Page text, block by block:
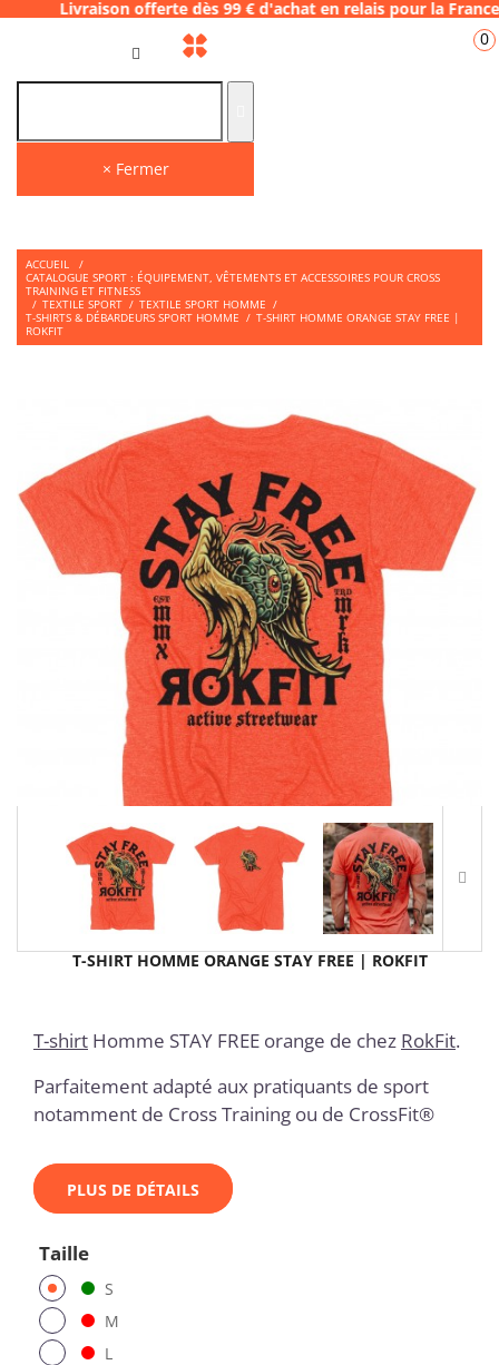
offerte dès 99 € d'achat en relais
× Fermer
0
ACCUEIL
/
CATALOGUE SPORT : ÉQUIPEMENT, VÊTEMENTS ET ACCESSOIRES POUR CROSS
TRAINING ET FITNESS
/ TEXTILE SPORT / TEXTILE SPORT HOMME /
T-SHIRTS & DÉBARDEURS SPORT HOMME / T-SHIRT HOMME ORANGE STAY FREE |
ROKFIT
T-SHIRT HOMME ORANGE STAY FREE | ROKFIT
T-shirt Homme STAY FREE orange de chez RokFit.
Parfaitement adapté aux pratiquants de sport
notamment de Cross Training ou de CrossFit®
PLUS DE DÉTAILS
Taille
S
M
L